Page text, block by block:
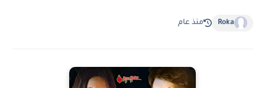
Roka منذ عام